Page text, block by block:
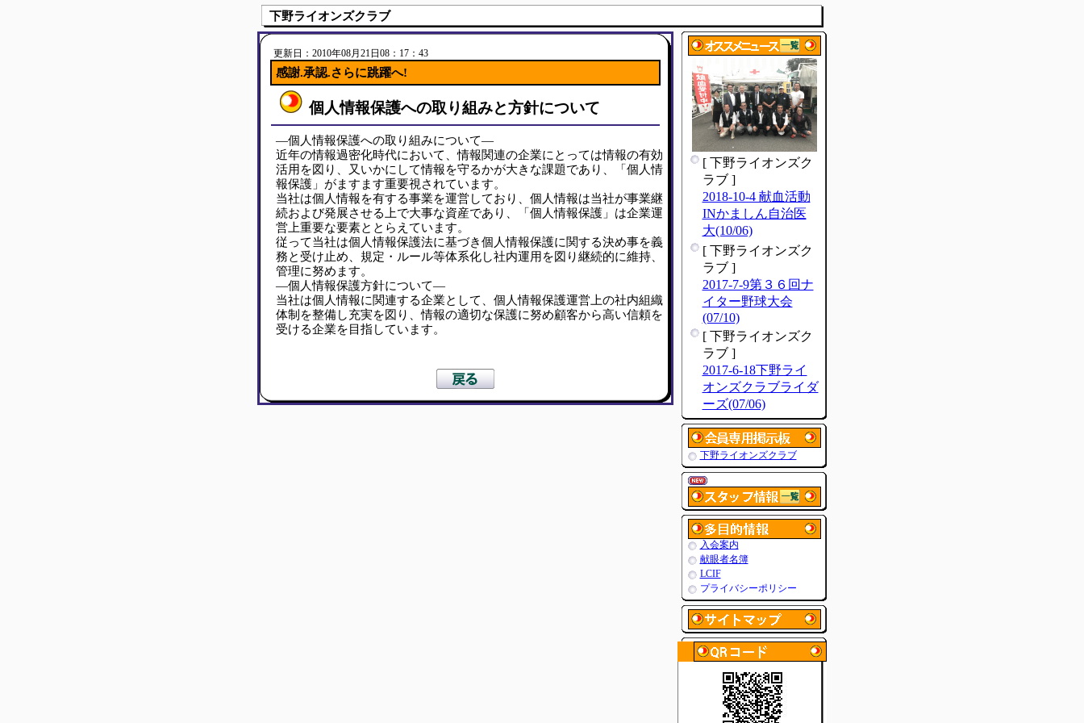
下野ライオンズクラブ
更新日：2010年08月21日08：17：43
感謝.承認.さらに跳躍へ!
個人情報保護への取り組みと方針について
―個人情報保護への取り組みについて―
近年の情報過密化時代において、情報関連の企業にとっては情報の有効
活用を図り、又いかにして情報を守るかが大きな課題であり、「個人情
報保護」がますます重要視されています。
当社は個人情報を有する事業を運営しており、個人情報は当社が事業継
続および発展させる上で大事な資産であり、「個人情報保護」は企業運
営上重要な要素ととらえています。
従って当社は個人情報保護法に基づき個人情報保護に関する決め事を義
務と受け止め、規定・ルール等体系化し社内運用を図り継続的に維持、
管理に努めます。
―個人情報保護方針について―
当社は個人情報に関連する企業として、個人情報保護運営上の社内組織
体制を整備し充実を図り、情報の適切な保護に努め顧客から高い信頼を
受ける企業を目指しています。
[ 下野ライオンズク
ラブ ]
2018-10-4 献血活動
INかましん自治医
大(10/06)
[ 下野ライオンズク
ラブ ]
2017-7-9第３６回ナ
イター野球大会
(07/10)
[ 下野ライオンズク
ラブ ]
2017-6-18下野ライ
オンズクラブライダ
ーズ(07/06)
下野ライオンズクラブ
入会案内
献眼者名簿
LCIF
プライバシーポリシー